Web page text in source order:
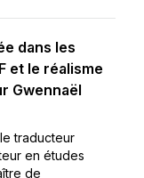
dans les
et le réalisme
Gwennaël
traducteur
en études
de